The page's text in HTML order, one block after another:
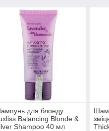
для блонду
Balancing Blonde &
Shampoo 40 мл